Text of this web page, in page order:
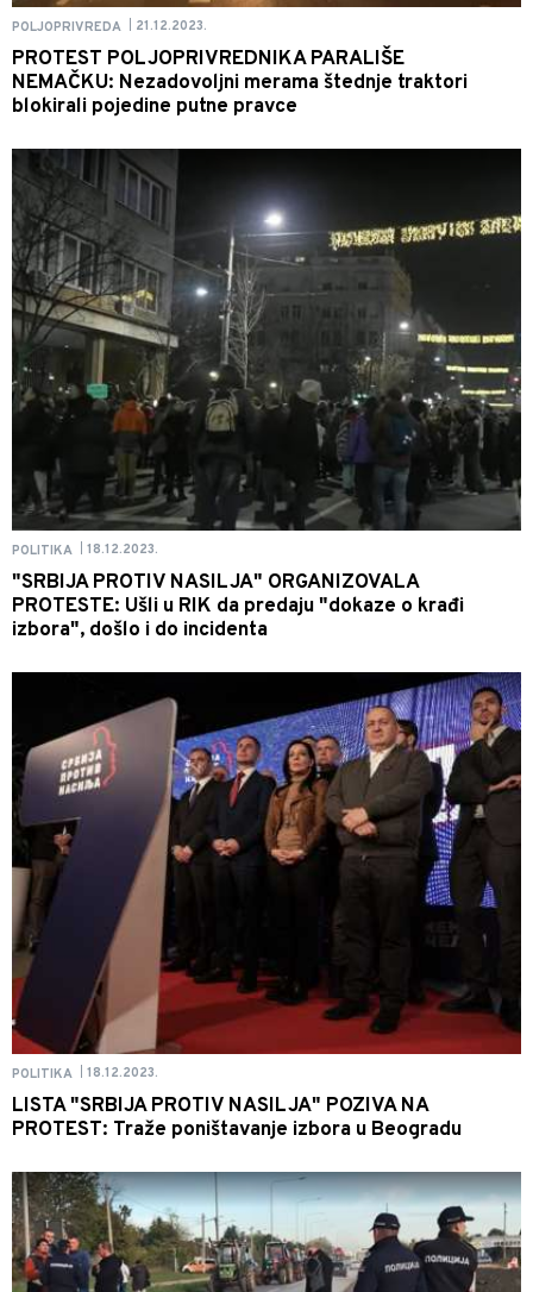
POLJOPRIVREDA 21.12.2023.
PROTEST POLJOPRIVREDNIKA PARALIŠE
NEMAČKU: Nezadovoljni merama štednje traktori
blokirali pojedine putne pravce
POLITIKA 18.12.2023.
"SRBIJA PROTIV NASILJA" ORGANIZOVALA
PROTESTE: Ušli u RIK da predaju "dokaze o krađi
izbora", došlo i do incidenta
POLITIKA 18.12.2023.
LISTA "SRBIJA PROTIV NASILJA" POZIVA NA
PROTEST: Traže poništavanje izbora u Beogradu